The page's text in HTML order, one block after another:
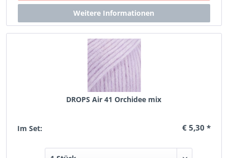
DROPS Air 41 Orchidee mix
Im Set: € 5,30 *